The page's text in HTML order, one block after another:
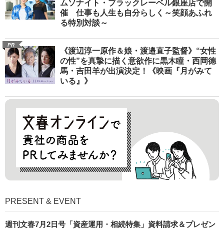
ムソナイト・ブラックレーベル銀座店で開
催 仕事も人生も自分らしく～笑顔あふれ
る特別対談～
PR
《渡辺淳一原作＆娘・渡邉直子監督》“女性
の性”を真摯に描く意欲作に黒木瞳・西岡德
馬・吉田羊が出演決定！《映画『月がみて
いる』》
PRESENT & EVENT
週刊文春7月2日号「資産運用・相続特集」資料請求＆プレゼン